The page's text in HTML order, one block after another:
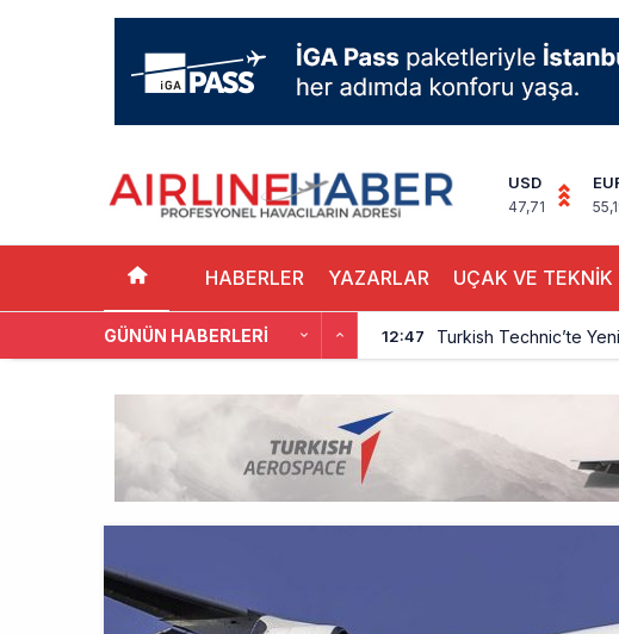
USD
47,71
HABERLER YAZARLAR UÇAK VE TEKNİK
GÜNÜN HABERLERI 12:47 Turkish Technic’te
İstanbul Havalimanı
THY’nin Washington
10:48 TOLUN P’den Yeni
Türkiye’nin Milli
SunExpress Günlük